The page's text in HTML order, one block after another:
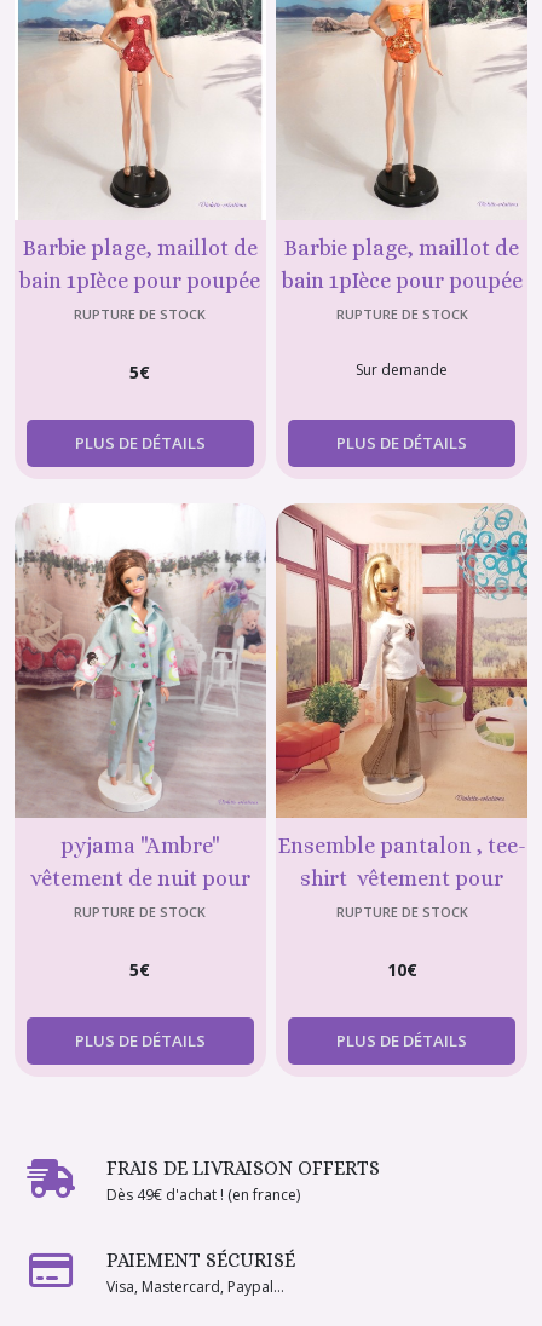
Barbie plage, maillot de
bain 1pIèce pour poupée
barbie, vêtement de
RUPTURE DE STOCK
5€
PLUS DE DÉTAILS
Barbie plage, maillot de
bain 1pIèce pour poupée
barbie, vêtement de
RUPTURE DE STOCK
Sur demande
PLUS DE DÉTAILS
pyjama "Ambre"
vêtement de nuit pour
poupée barbie, Barbie
créations
RUPTURE DE STOCK
5€
PLUS DE DÉTAILS
Ensemble pantalon , tee-
shirt vêtement pour
poupée barbie , barbie
RUPTURE DE STOCK
10€
PLUS DE DÉTAILS
FRAIS DE LIVRAISON OFFERTS
Dès 49€ d'achat ! (en france)
PAIEMENT SÉCURISÉ
Visa, Mastercard, Paypal...